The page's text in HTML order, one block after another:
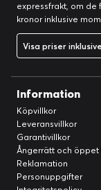
expressfrakt, om de
kronor inklusive
Visa priser
Information
Köpvillkor
Leveransvillkor
Garantivillkor
Ångerrätt och öppet
Reklamation
Personuppgifter